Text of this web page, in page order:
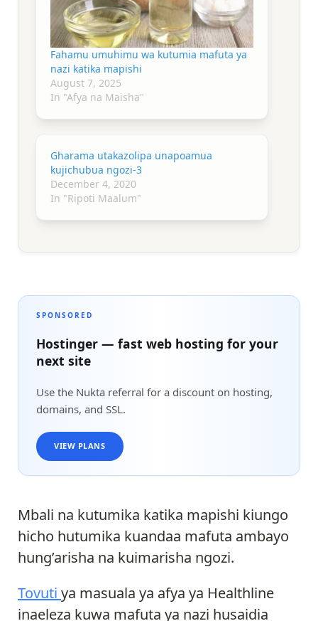
Fahamu umuhimu wa kutumia mafuta ya
nazi katika mapishi
August 7, 2025
In "Afya na Maisha"
Gharama utakazolipa unapoamua
kujichubua ngozi-3
December 4, 2020
In "Ripoti Maalum"
SPONSORED
Hostinger — fast web hosting for your
next site
Use the Nukta referral for a discount on hosting,
domains, and SSL.
VIEW PLANS
Mbali na kutumika katika mapishi kiungo
hicho hutumika kuandaa mafuta ambayo
hung’arisha na kuimarisha ngozi.
Tovuti ya masuala ya afya ya Healthline
inaeleza kuwa mafuta ya nazi husaidia